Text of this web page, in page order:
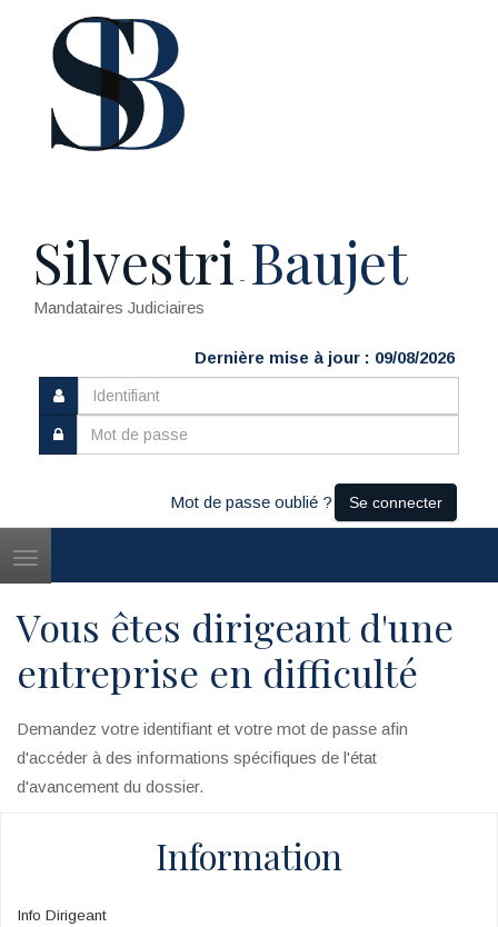
Silvestri - Baujet
Mandataires Judiciaires
Dernière mise à jour : 09/08/2026
Mot de passe oublié ? Se connecter
Toggle
Vous êtes dirigeant d'une
entreprise en difficulté
Demandez votre identifiant et votre mot de passe afin
d'accéder à des informations spécifiques de l'état
d'avancement du dossier.
Information
Info Dirigeant